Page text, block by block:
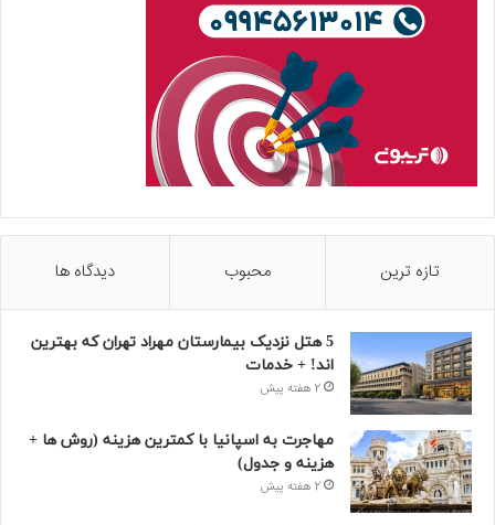
تازه ترین محبوب دیدگاه ها
5 هتل نزدیک بیمارستان مهراد تهران که بهترین‌
اند! + خدمات
2 هفته پیش
مهاجرت به اسپانیا با کمترین هزینه (روش ها +
هزینه و جدول)
2 هفته پیش